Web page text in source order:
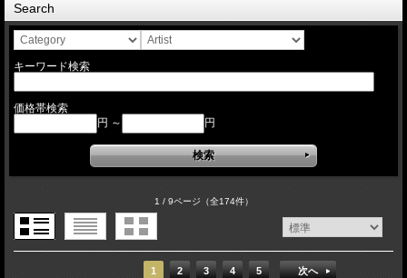
Search
キーワード検索
価格帯検索
円 ～
円
1 / 9ページ（全174件）
1 2 3 4 5 次へ